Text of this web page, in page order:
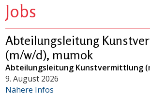
Jobs
Abteilungsleitung
(m/w/d), mumok
Abteilungsleitung Kunstvermittlung
9. August 2026
Nähere Infos